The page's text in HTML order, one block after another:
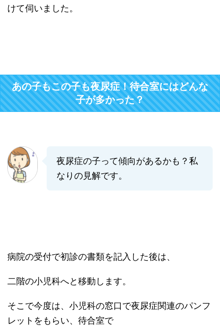
けて伺いました。
あの子もこの子も夜尿症！待合室にはどんな
子が多かった？
夜尿症の子って傾向があるかも？私
なりの見解です。
病院の受付で初診の書類を記入した後は、
二階の小児科へと移動します。
そこで今度は、小児科の窓口で夜尿症関連のパンフ
レットをもらい、待合室で